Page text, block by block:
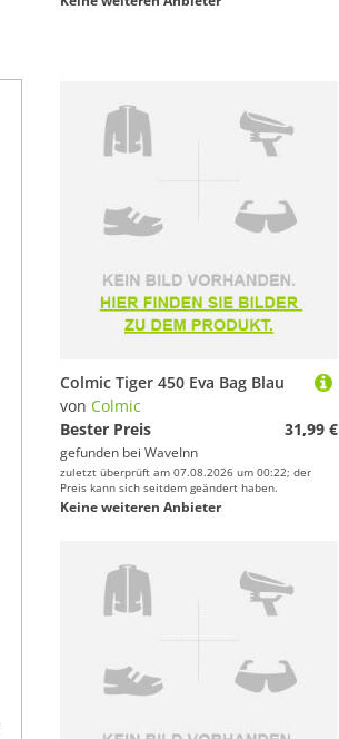
Colmic Tiger 450 Eva Bag Blau
von Colmic
Bester Preis
31,99 €
gefunden bei WaveInn
zuletzt überprüft am 07.08.2026 um 00:22; der
Preis kann sich seitdem geändert haben.
Keine weiteren Anbieter